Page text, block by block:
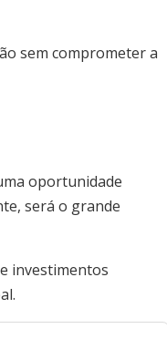
sem comprometer a
oportunidade
será o grande
investimentos